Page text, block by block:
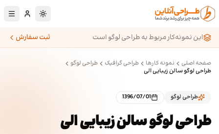
پرش به محتوای اصلی
تغییر به حالت
این نمونه‌کار مربوط به طراحی لوگو است
ثبت سفارش
صفحه اصلی نمونه کارها طراحی گرافیک
طراحی لوگو
طراحی لوگو سالن زیبایی الی
طراحی لوگو 1396/07/01
طراحی لوگو سالن زیبایی الی